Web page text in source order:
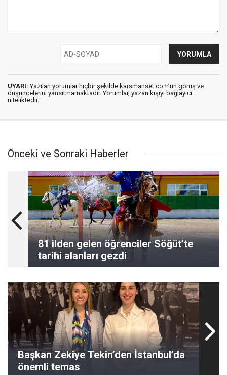
UYARI: Yazılan yorumlar hiçbir şekilde karsmanset.com’un görüş ve
düşüncelerini yansıtmamaktadır. Yorumlar, yazan kişiyi bağlayıcı
niteliktedir.
Önceki ve Sonraki Haberler
81 ilden gelen öğrenciler Söğüt’te
tarihi alanları gezdi
Başkan Zekiye Tekin’den İstanbul’da
önemli temas